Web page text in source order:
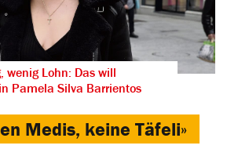
wenig Lohn: Das will
Pamela Silva Barrientos
Medis, keine Täfeli»